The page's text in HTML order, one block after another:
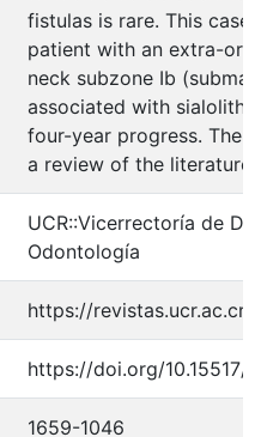
fistulas is rare. This
patient with an extra-
neck subzone Ib
associated with
four-year progress. The
a review of the literature
UCR::Vicerrectoría de
Odontología
https://
https://doi.org/10.15517/
1659-1046